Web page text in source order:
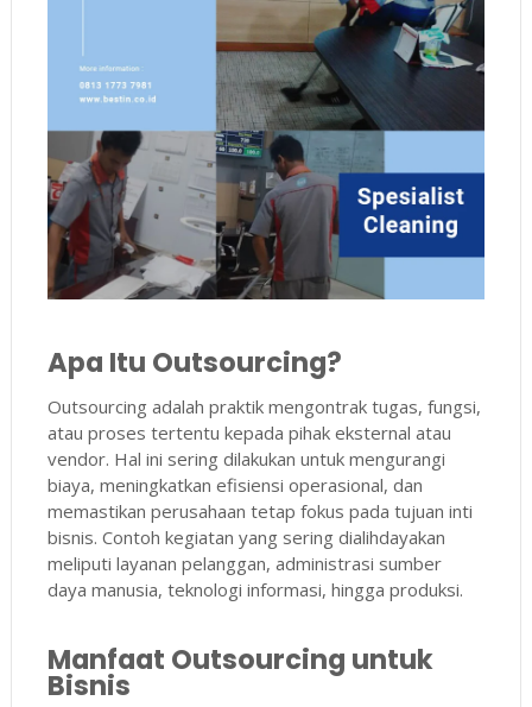
Apa Itu Outsourcing?
Outsourcing adalah praktik mengontrak tugas, fungsi,
atau proses tertentu kepada pihak eksternal atau
vendor. Hal ini sering dilakukan untuk mengurangi
biaya, meningkatkan efisiensi operasional, dan
memastikan perusahaan tetap fokus pada tujuan inti
bisnis. Contoh kegiatan yang sering dialihdayakan
meliputi layanan pelanggan, administrasi sumber
daya manusia, teknologi informasi, hingga produksi.
Manfaat Outsourcing untuk
Bisnis